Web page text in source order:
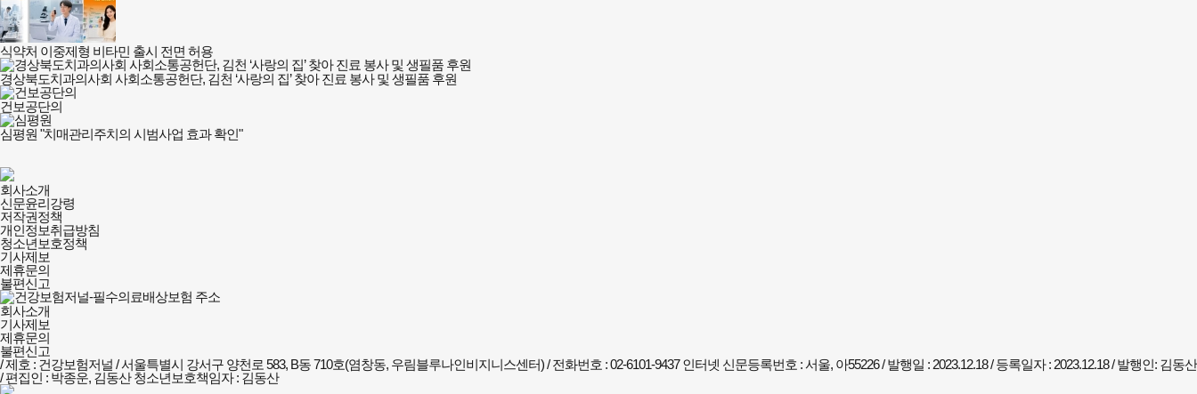
식약처 이중제형 비타민 출시 전면 허용
경상북도치과의사회 사회소통공헌단, 김천 ‘사랑의 집’ 찾아 진료 봉사 및 생필품 후원
건보공단의
심평원 "치매관리주치의 시범사업 효과 확인"
건강보험저널-
필수의료배상보험
회사소개
및
정책안내
회사소개
신문윤리강령
저작권정책
개인정보취급방침
청소년보호정책
기사제보
제휴문의
불편신고
회사소개
기사제보
제휴문의
불편신고
/ 제호 : 건강보험저널 /서울특별시 강서구 양천로 583, B동 710호(염창동, 우림블루나인비지니스센터) / 전화번호 : 02-6101-9437인터넷 신문등록번호 : 서울, 아55226 / 발행일 : 2023.12.18 / 등록일자 : 2023.12.18 / 발행인: 김동산
/ 편집인 : 박종운, 김동산청소년보호책임자 : 김동산